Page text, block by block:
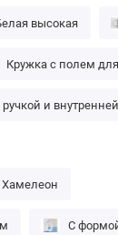
высокая
Кружка с полем
и
Хамелеон
С